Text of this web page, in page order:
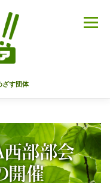
ざす団体
メニュー
今までのセミナー
最新情報
西部部会
開催